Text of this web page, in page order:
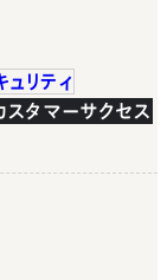
ュリティ
スタマーサクセス